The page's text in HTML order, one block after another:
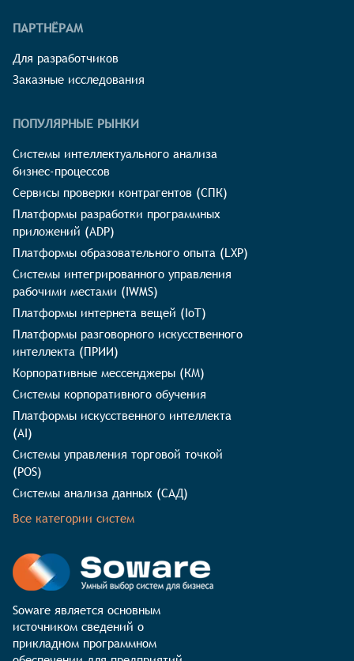
ПАРТНЁРАМ
Для разработчиков
Заказные исследования
ПОПУЛЯРНЫЕ РЫНКИ
Системы интеллектуального анализа
бизнес-процессов
Сервисы проверки контрагентов (СПК)
Платформы разработки программных
приложений (ADP)
Платформы образовательного опыта (LXP)
Системы интегрированного управления
рабочими местами (IWMS)
Платформы интернета вещей (IoT)
Платформы разговорного искусственного
интеллекта (ПРИИ)
Корпоративные мессенджеры (КМ)
Системы корпоративного обучения
Платформы искусственного интеллекта
(AI)
Системы управления торговой точкой
(POS)
Системы анализа данных (САД)
Все категории систем
Soware является основным
источником сведений о
прикладном программном